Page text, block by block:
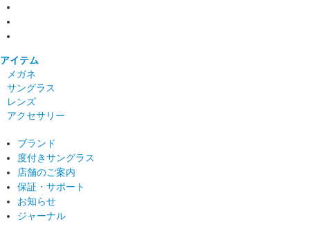
アイテム
メガネ
サングラス
レンズ
アクセサリー
ブランド
度付きサングラス
店舗のご案内
保証・サポート
お知らせ
ジャーナル